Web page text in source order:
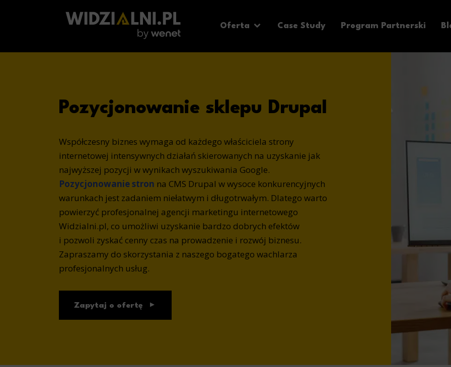
Oferta Case Study Program Partnerski
Pozycjonowanie sklepu Drupal
Współczesny biznes wymaga od każdego właściciela strony
internetowej intensywnych działań skierowanych na uzyskanie jak
najwyższej pozycji w wynikach wyszukiwania Google.
Pozycjonowanie stron na CMS Drupal w wysoce konkurencyjnych
warunkach jest zadaniem niełatwym i długotrwałym. Dlatego warto
powierzyć profesjonalnej agencji marketingu internetowego
Widzialni.pl, co umożliwi uzyskanie bardzo dobrych efektów
i pozwoli zyskać cenny czas na prowadzenie i rozwój biznesu.
Zapraszamy do skorzystania z naszego bogatego wachlarza
profesjonalnych usług.
Zapytaj o ofertę